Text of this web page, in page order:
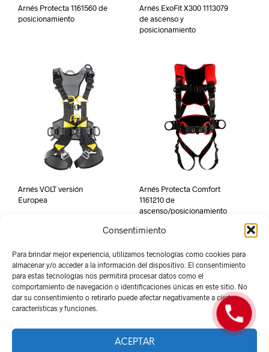
Consentimiento
Para brindar mejor experiencia, utilizamos tecnologías como cookies para
almacenar y/o acceder a la información del dispositivo. El consentimiento
para estas tecnologías nos permitirá procesar datos como el
comportamiento de navegación o identificaciones únicas en este sitio. No
dar su consentimiento o retirarlo puede afectar negativamente a ciertas
características y funciones.
ACEPTAR
Arnés Protecta 1161560 de
posicionamiento
Arnés ExoFit X300 1113079
de ascenso y
posicionamiento
Arnés VOLT versión
Europea
Arnés Protecta Comfort
1161210 de
ascenso/posicionamiento